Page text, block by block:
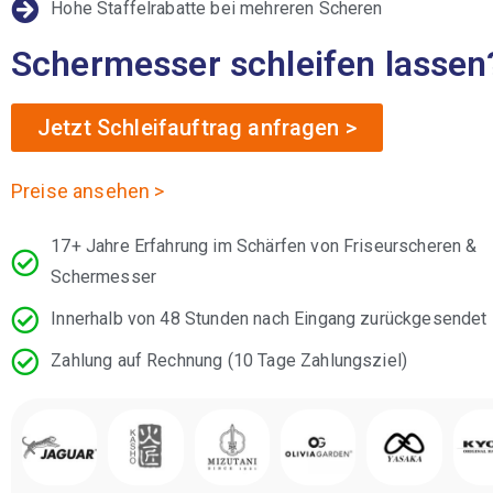
Hohe Staffelrabatte bei mehreren Scheren
Schermesser schleifen
Jetzt Schleifauftrag anfragen >
Preise ansehen >
17+ Jahre Erfahrung im Schärfen von Friseurscheren &
Schermesser
Innerhalb von 48 Stunden nach Eingang zurückgesendet
Zahlung auf Rechnung (10 Tage Zahlungsziel)